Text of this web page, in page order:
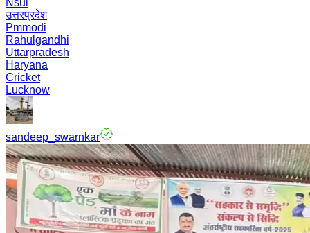
Nsui
उत्तरप्रदेश
Pmmodi
Rahulgandhi
Uttarpradesh
Haryana
Cricket
Lucknow
sandeep_swarnkar